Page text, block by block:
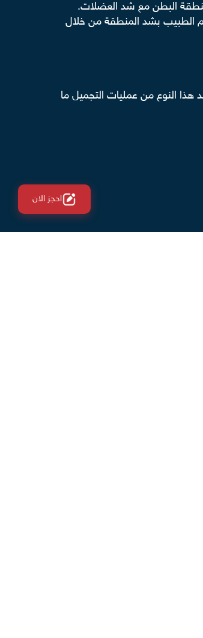
البطن مع شد العضلات.
الطبيب بشد المنطقة من خلال
عمليات التجميلما
احجز الان